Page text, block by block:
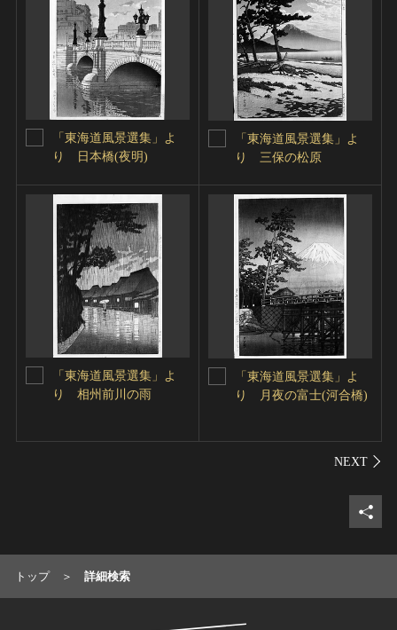
「東海道風景選集」よ
り 日本橋(夜明)
「東海道風景選集」よ
り 三保の松原
「東海道風景選集」よ
り 相州前川の雨
「東海道風景選集」よ
り 月夜の富士(河合橋)
シェ
トップ 詳細検索